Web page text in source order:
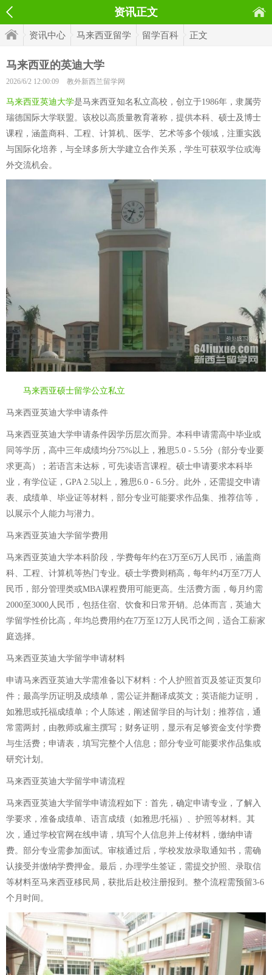
资讯正文
资讯中心 马来西亚留学 留学百科 正文
马来西亚的英迪大学
2026/6/2 12:00:09 教外新西兰留学网
马来西亚英迪大学是马来西亚知名私立高校，创立于1986年，隶属劳
瑞德国际大学联盟。该校以高质量教育著称，提供本科、硕士及博士
课程，涵盖商科、工程、计算机、医学、艺术等多个领域，注重实践
与国际化培养，与全球多所大学建立合作关系，学生可获双学位或海
外交流机会。
马来西亚硕士留学公立私立
马来西亚英迪大学申请条件
马来西亚英迪大学申请条件因学历层次而异。本科申请需高中毕业或
同等学历，高中三年成绩均分75%以上，雅思5.0 - 5.5分（部分专业要
求更高）；若语言未达标，可先读语言课程。硕士申请要求本科毕
业，有学位证，GPA 2.5以上，雅思6.0 - 6.5分。此外，还需提交申请
表、成绩单、毕业证等材料，部分专业可能要求作品集、推荐信等，
以展示个人能力与潜力。
马来西亚英迪大学留学费用
马来西亚英迪大学本科阶段，学费每年约在3万至6万人民币，涵盖商
科、工程、计算机等热门专业。硕士学费则稍高，每年约4万至7万人
民币，部分管理类或MBA课程费用可能更高。生活费方面，每月约需
2000至3000人民币，包括住宿、饮食和日常开销。总体而言，英迪大
学留学性价比高，年均总费用约在7万至12万人民币之间，适合工薪家
庭选择。
马来西亚英迪大学留学申请材料
申请马来西亚英迪大学需准备以下材料：个人护照首页及签证页复印
件；最高学历证明及成绩单，需公证并翻译成英文；英语能力证明，
如雅思或托福成绩单；个人陈述，阐述留学目的与计划；推荐信，通
常需两封，由教师或雇主撰写；财务证明，显示有足够资金支付学费
与生活费；申请表，填写完整个人信息；部分专业可能要求作品集或
研究计划。
马来西亚英迪大学留学申请流程
马来西亚英迪大学留学申请流程如下：首先，确定申请专业，了解入
学要求，准备成绩单、语言成绩（如雅思/托福）、护照等材料。其
次，通过学校官网在线申请，填写个人信息并上传材料，缴纳申请
费。部分专业需参加面试。审核通过后，学校发放录取通知书，需确
认接受并缴纳学费押金。最后，办理学生签证，需提交护照、录取信
等材料至马来西亚移民局，获批后赴校注册报到。整个流程需预留3-6
个月时间。